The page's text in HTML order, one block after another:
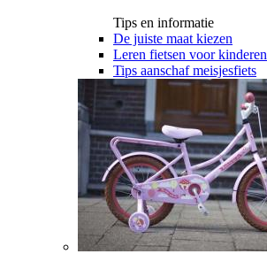
Tips en informatie
De juiste maat kiezen
Leren fietsen voor kinderen
Tips aanschaf meisjesfiets